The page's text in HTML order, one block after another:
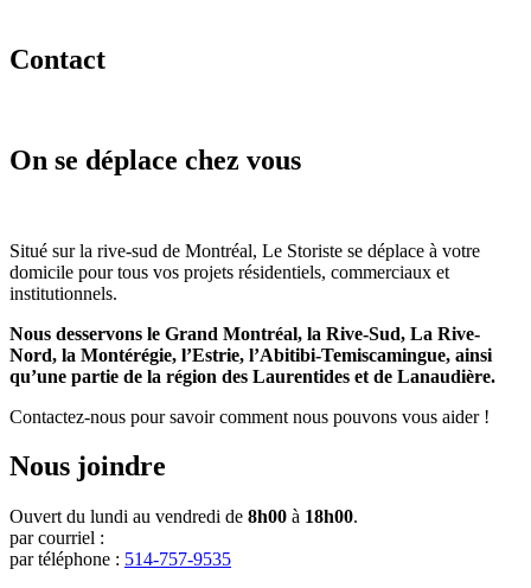
Contact
On se déplace chez vous
Situé sur la rive-sud de Montréal, Le Storiste se déplace à votre
domicile pour tous vos projets résidentiels, commerciaux et
institutionnels.
Nous desservons le Grand Montréal, la Rive-Sud, La Rive-
Nord, la Montérégie, l’Estrie, l’Abitibi-Temiscamingue, ainsi
qu’une partie de la région des Laurentides et de Lanaudière.
Contactez-nous pour savoir comment nous pouvons vous aider !
Nous joindre
Ouvert du lundi au vendredi de 8h00 à 18h00.
par courriel :
par téléphone : 514-757-9535